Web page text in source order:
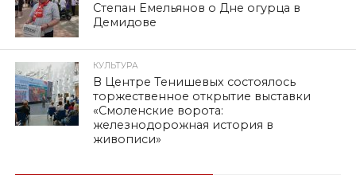
вывозится раз в неделю, по субботам. В частных домах,
мусор складируют во дворе, а как быть в квартирах? За
вывоз мусора цена поднялась, и не на копейки.
Неужели нельзя поставить контейнеры..
Народ чего вы молчите? Нравиться с тухляком в
квартирах целую неделю жить? Хорошо у кого
есть личный транспорт,могут вывезти..а у кого
нет,что делать? Всю неделю копить мусор в